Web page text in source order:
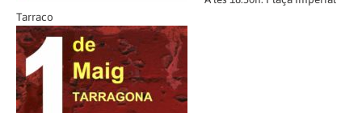
Tarraco